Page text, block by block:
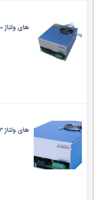
های ولتاژ DY10
های ولتاژ DY13